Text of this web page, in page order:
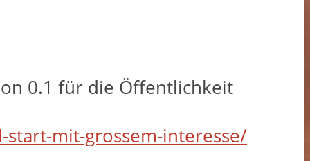
0.1 für die Öffentlichkeit
mit-grossem-interesse/